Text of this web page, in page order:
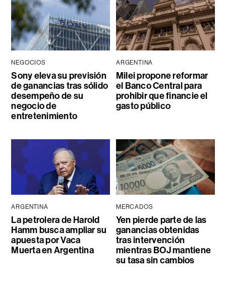
NEGOCIOS
Sony eleva su previsión
de ganancias tras sólido
desempeño de su
negocio de
entretenimiento
ARGENTINA
Milei propone reformar
el Banco Central para
prohibir que financie el
gasto público
ARGENTINA
La petrolera de Harold
Hamm busca ampliar su
apuesta por Vaca
Muerta en Argentina
MERCADOS
Yen pierde parte de las
ganancias obtenidas
tras intervención
mientras BOJ mantiene
su tasa sin cambios